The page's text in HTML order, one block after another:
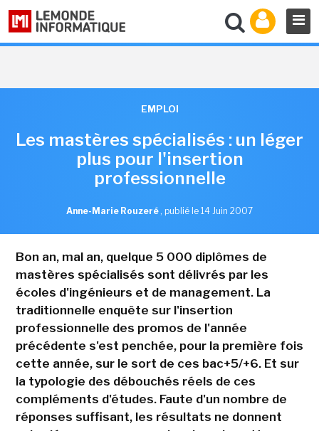
EMPLOI
Les mastères spécialisés : un léger
plus pour l'insertion
professionnelle
Anne-Marie Rouzeré , publié le 14 Juin 2007
Bon an, mal an, quelque 5 000 diplômes de
mastères spécialisés sont délivrés par les
écoles d'ingénieurs et de management. La
traditionnelle enquête sur l'insertion
professionnelle des promos de l'année
précédente s'est penchée, pour la première fois
cette année, sur le sort de ces bac+5/+6. Et sur
la typologie des débouchés réels de ces
compléments d'études. Faute d'un nombre de
réponses suffisant, les résultats ne donnent